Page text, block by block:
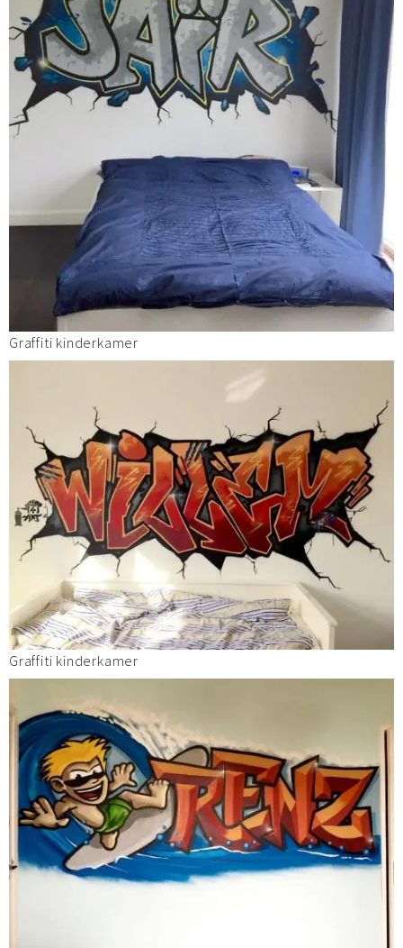
Graffiti kinderkamer
Graffiti kinderkamer